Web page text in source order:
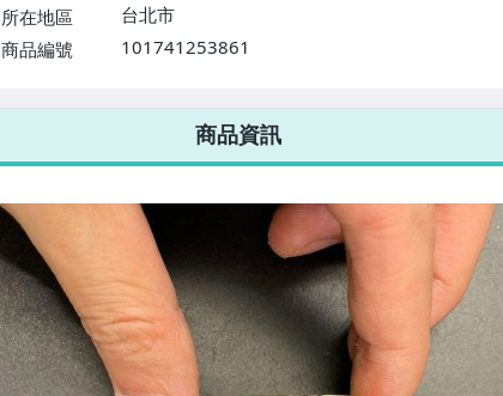
所在地區
台北市
商品編號
101741253861
7-ELEVEN 運費只要38元
不限金額、筆數，筆筆優惠無限次！
商品資訊